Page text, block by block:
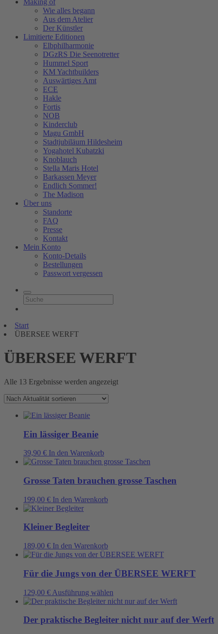
Making of
Wie alles begann
Aus dem Atelier
Der Künstler
Limitierte Editionen
Elbphilharmonie
DGzRS Die Seenotretter
Hummel Sport
KM Yachtbuilders
Auswärtiges Amt
ECE
Hakle
Fortis
NOB
Kinderclub
Magu GmbH
Stadtjubiläum Hildesheim
Yogahotel Kubatzki
Knoblauch
Stella Maris Hotel
Barkassen Meyer
Endlich Sommer!
The Madison
Über uns
Standorte
FAQ
Presse
Kontakt
Mein Konto
Konto-Details
Bestellungen
Passwort vergessen
Start
ÜBERSEE WERFT
ÜBERSEE WERFT
Alle 13 Ergebnisse werden angezeigtNach
Ein lässiger Beanie
39,90 € In den Warenkorb
Grosse Taten brauchen grosse Taschen
199,00 € In den Warenkorb
Kleiner Begleiter
189,00 € In den Warenkorb
Für die Jungs von der ÜBERSEE WERFT
129,00 € Ausführung wählen
Produkt
mehrere
Der praktische Begleiter nicht nur auf der Werft